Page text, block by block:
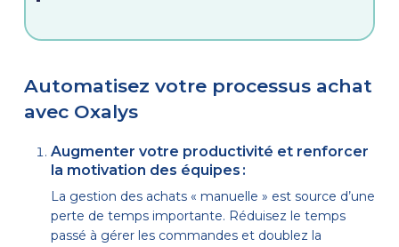
Automatisez votre processus achat
avec Oxalys
Augmenter votre productivité et renforcer
la motivation des équipes :
La gestion des achats « manuelle » est source d’une
perte de temps importante. Réduisez le temps
passé à gérer les commandes et doublez la